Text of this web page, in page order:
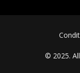
FOOTER MENU
© 2025.